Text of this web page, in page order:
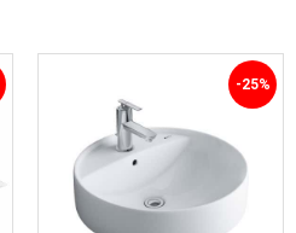
-25%